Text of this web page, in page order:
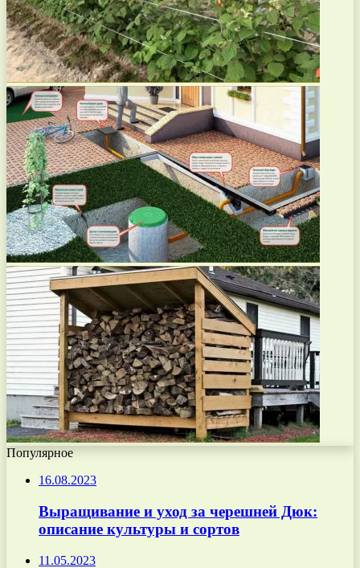
Популярное
16.08.2023
Выращивание и уход за черешней Дюк:
описание культуры и сортов
11.05.2023